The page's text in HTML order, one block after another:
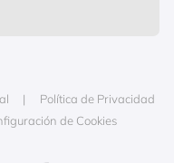
Política de Privacidad
de Cookies